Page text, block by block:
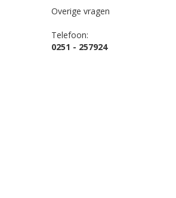
Overige vragen
Telefoon:
0251 - 257924